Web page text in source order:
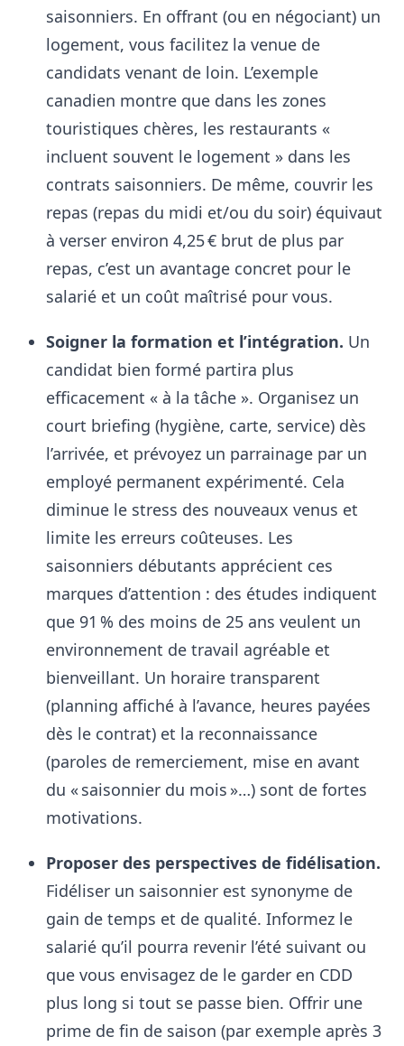
saisonniers. En offrant (ou en négociant) un
logement, vous facilitez la venue de
candidats venant de loin. L’exemple
canadien montre que dans les zones
touristiques chères, les restaurants «
incluent souvent le logement » dans les
contrats saisonniers. De même, couvrir les
repas (repas du midi et/ou du soir) équivaut
à verser environ 4,25 € brut de plus par
repas, c’est un avantage concret pour le
salarié et un coût maîtrisé pour vous.
Soigner la formation et l’intégration. Un
candidat bien formé partira plus
efficacement « à la tâche ». Organisez un
court briefing (hygiène, carte, service) dès
l’arrivée, et prévoyez un parrainage par un
employé permanent expérimenté. Cela
diminue le stress des nouveaux venus et
limite les erreurs coûteuses. Les
saisonniers débutants apprécient ces
marques d’attention : des études indiquent
que 91 % des moins de 25 ans veulent un
environnement de travail agréable et
bienveillant. Un horaire transparent
(planning affiché à l’avance, heures payées
dès le contrat) et la reconnaissance
(paroles de remerciement, mise en avant
du « saisonnier du mois »…) sont de fortes
motivations.
Proposer des perspectives de fidélisation.
Fidéliser un saisonnier est synonyme de
gain de temps et de qualité. Informez le
salarié qu’il pourra revenir l’été suivant ou
que vous envisagez de le garder en CDD
plus long si tout se passe bien. Offrir une
prime de fin de saison (par exemple après 3